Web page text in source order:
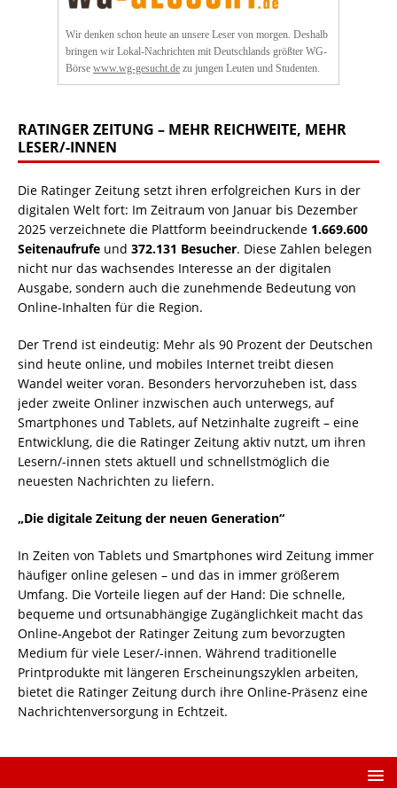
Wir denken schon heute an unsere Leser von morgen. Deshalb
bringen wir Lokal-Nachrichten mit Deutschlands größter WG-
Börse www.wg-gesucht.de zu jungen Leuten und Studenten.
RATINGER ZEITUNG – MEHR REICHWEITE, MEHR
LESER/-INNEN
Die Ratinger Zeitung setzt ihren erfolgreichen Kurs in der
digitalen Welt fort: Im Zeitraum von Januar bis Dezember
2025 verzeichnete die Plattform beeindruckende 1.669.600
Seitenaufrufe und 372.131 Besucher. Diese Zahlen belegen
nicht nur das wachsendes Interesse an der digitalen
Ausgabe, sondern auch die zunehmende Bedeutung von
Online-Inhalten für die Region.
Der Trend ist eindeutig: Mehr als 90 Prozent der Deutschen
sind heute online, und mobiles Internet treibt diesen
Wandel weiter voran. Besonders hervorzuheben ist, dass
jeder zweite Onliner inzwischen auch unterwegs, auf
Smartphones und Tablets, auf Netzinhalte zugreift – eine
Entwicklung, die die Ratinger Zeitung aktiv nutzt, um ihren
Lesern/-innen stets aktuell und schnellstmöglich die
neuesten Nachrichten zu liefern.
„Die digitale Zeitung der neuen Generation“
In Zeiten von Tablets und Smartphones wird Zeitung immer
häufiger online gelesen – und das in immer größerem
Umfang. Die Vorteile liegen auf der Hand: Die schnelle,
bequeme und ortsunabhängige Zugänglichkeit macht das
Online-Angebot der Ratinger Zeitung zum bevorzugten
Medium für viele Leser/-innen. Während traditionelle
Printprodukte mit längeren Erscheinungszyklen arbeiten,
bietet die Ratinger Zeitung durch ihre Online-Präsenz eine
Nachrichtenversorgung in Echtzeit.